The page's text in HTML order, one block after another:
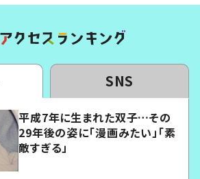
SNS
平成7年に生まれた双子…その
29年後の姿に「漫画みたい」「素
敵すぎる」